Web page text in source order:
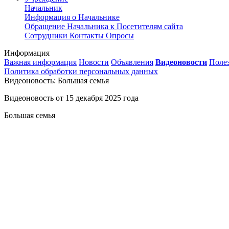
Начальник
Информация о Начальнике
Обращение Начальника к Посетителям сайта
Сотрудники Контакты Опросы
Информация
Важная информация Новости Объявления Видеоновости
Политика обработки персональных данных
Видеоновость: Большая семья
Видеоновость от 15 декабря 2025 года
Большая семья